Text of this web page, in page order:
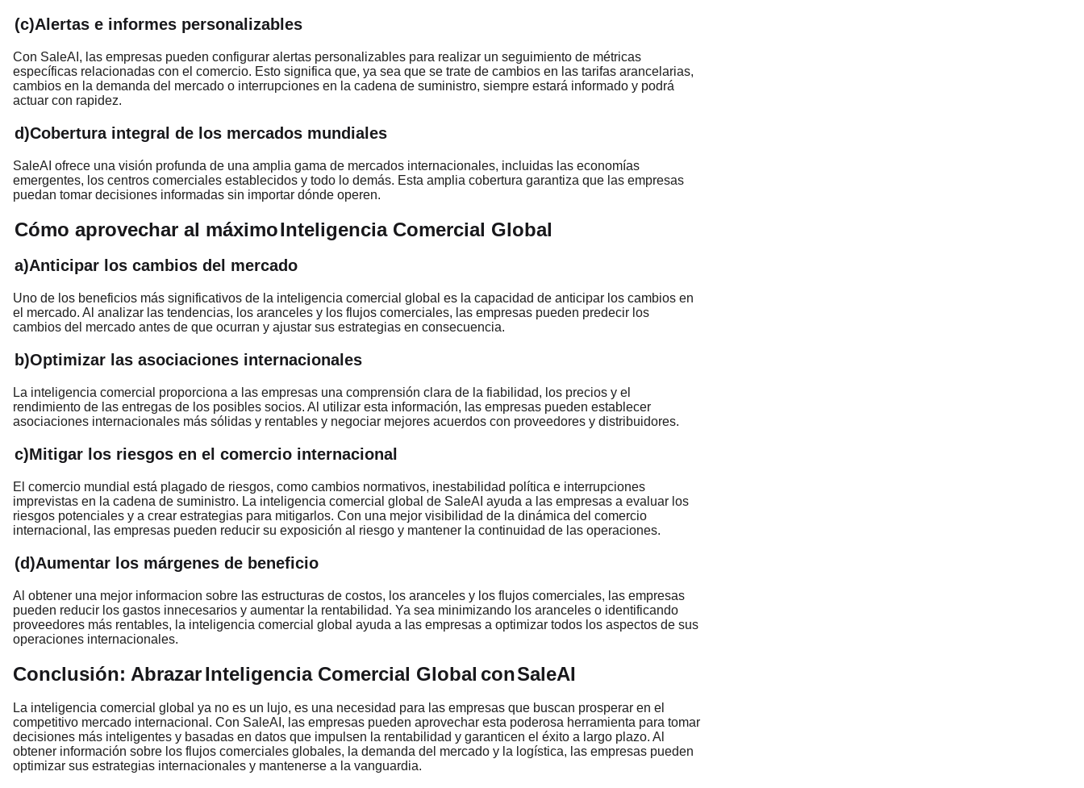
(c)Alertas e informes personalizables
Con SaleAI, las empresas pueden configurar alertas personalizables para realizar un seguimiento de métricas
específicas relacionadas con el comercio. Esto significa que, ya sea que se trate de cambios en las tarifas arancelarias,
cambios en la demanda del mercado o interrupciones en la cadena de suministro, siempre estará informado y podrá
actuar con rapidez.
d)Cobertura integral de los mercados mundiales
SaleAI ofrece una visión profunda de una amplia gama de mercados internacionales, incluidas las economías
emergentes, los centros comerciales establecidos y todo lo demás. Esta amplia cobertura garantiza que las empresas
puedan tomar decisiones informadas sin importar dónde operen.
Cómo aprovechar al máximoInteligencia Comercial Global
a)Anticipar los cambios del mercado
Uno de los beneficios más significativos de la inteligencia comercial global es la capacidad de anticipar los cambios en
el mercado. Al analizar las tendencias, los aranceles y los flujos comerciales, las empresas pueden predecir los
cambios del mercado antes de que ocurran y ajustar sus estrategias en consecuencia.
b)Optimizar las asociaciones internacionales
La inteligencia comercial proporciona a las empresas una comprensión clara de la fiabilidad, los precios y el
rendimiento de las entregas de los posibles socios. Al utilizar esta información, las empresas pueden establecer
asociaciones internacionales más sólidas y rentables y negociar mejores acuerdos con proveedores y distribuidores.
c)Mitigar los riesgos en el comercio internacional
El comercio mundial está plagado de riesgos, como cambios normativos, inestabilidad política e interrupciones
imprevistas en la cadena de suministro. La inteligencia comercial global de SaleAI ayuda a las empresas a evaluar los
riesgos potenciales y a crear estrategias para mitigarlos. Con una mejor visibilidad de la dinámica del comercio
internacional, las empresas pueden reducir su exposición al riesgo y mantener la continuidad de las operaciones.
(d)Aumentar los márgenes de beneficio
Al obtener una mejor informacion sobre las estructuras de costos, los aranceles y los flujos comerciales, las empresas
pueden reducir los gastos innecesarios y aumentar la rentabilidad. Ya sea minimizando los aranceles o identificando
proveedores más rentables, la inteligencia comercial global ayuda a las empresas a optimizar todos los aspectos de sus
operaciones internacionales.
Conclusión: AbrazarInteligencia Comercial Global conSaleAI
La inteligencia comercial global ya no es un lujo, es una necesidad para las empresas que buscan prosperar en el
competitivo mercado internacional. Con SaleAI, las empresas pueden aprovechar esta poderosa herramienta para tomar
decisiones más inteligentes y basadas en datos que impulsen la rentabilidad y garanticen el éxito a largo plazo. Al
obtener información sobre los flujos comerciales globales, la demanda del mercado y la logística, las empresas pueden
optimizar sus estrategias internacionales y mantenerse a la vanguardia.